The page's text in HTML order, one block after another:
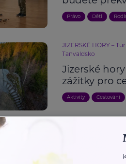
Právo Děti
JIZERSKÉ HORY –
Tanvaldsko
Jizerské
zážitky pro
Aktivity Cestování
Další